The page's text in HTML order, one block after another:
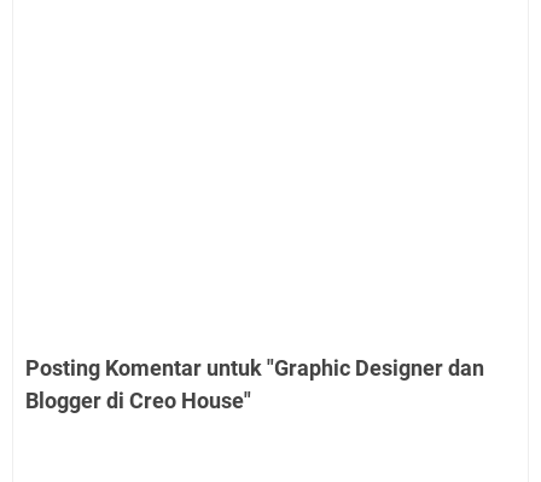
Posting Komentar untuk "Graphic Designer dan
Blogger di Creo House"